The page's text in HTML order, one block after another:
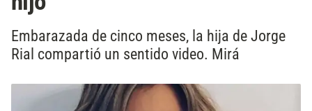
Embarazada de cinco meses, la hija de Jorge
Rial compartió un sentido video. Mirá